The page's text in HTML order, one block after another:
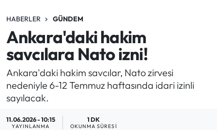
HABERLER GÜNDEM
Ankara'daki hakim
savcılara Nato izni!
Ankara'daki hakim savcılar, Nato zirvesi
nedeniyle 6-12 Temmuz haftasında idari izinli
sayılacak.
11.06.2026 - 10:15
YAYINLANMA
1 DK
OKUNMA SÜRESI
Memur
Emekli
İşveren
İş Fırsatları
Yargı Kararları
Son Dakika Haberleri
Haber Arşivi